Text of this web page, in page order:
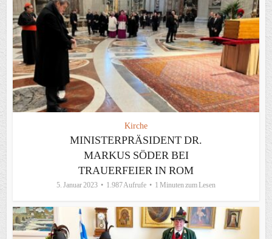
Kirche
MINISTERPRÄSIDENT DR.
MARKUS SÖDER BEI
TRAUERFEIER IN ROM
5. Januar 2023 1.987 Aufrufe 1 Minuten zum Lesen